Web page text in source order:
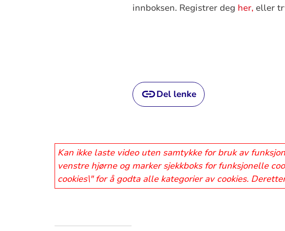
innboksen. Registrer deg her, eller
Del lenke
Kan ikke laste video uten samtykke for bruk av
venstre hjørne og marker sjekkboks for funksjonelle
cookies\" for å godta alle kategorier av cookies.